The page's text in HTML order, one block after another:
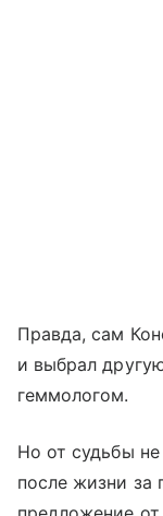
Правда, сам
и выбрал
геммологом.
Но от судьбы
после жизни за